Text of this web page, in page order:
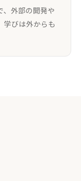
、外部の開発や
学びは外からも